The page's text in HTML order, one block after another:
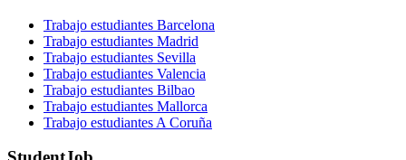
Trabajo estudiantes Barcelona
Trabajo estudiantes Madrid
Trabajo estudiantes Sevilla
Trabajo estudiantes Valencia
Trabajo estudiantes Bilbao
Trabajo estudiantes Mallorca
Trabajo estudiantes A Coruña